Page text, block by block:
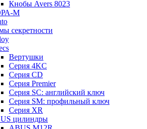
Кнобы Avers 8023
М
секретности
Вертушки
Серия 4KC
Серия CD
Серия Premier
Серия SC: английский ключ
Серия SM: профильный ключ
Серия XR
цилиндры